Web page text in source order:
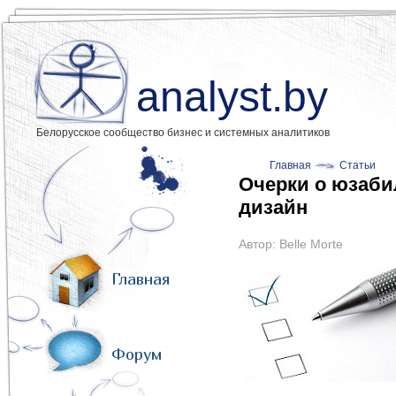
analyst.by
Белорусское сообщество бизнес и системных аналитиков
Главная
Форум
Главная Статьи
Очерки о
дизайн
Автор: Belle Morte